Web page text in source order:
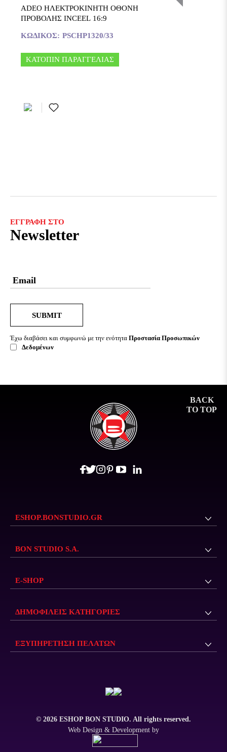
ADEO ΗΛΕΚΤΡΟΚΙΝΗΤΗ ΟΘΟΝΗ
ΠΡΟΒΟΛΗΣ INCEEL 16:9
ΚΩΔΙΚΟΣ: PSCHP1320/33
ΚΑΤΟΠΙΝ ΠΑΡΑΓΓΕΛΙΑΣ
ΕΓΓΡΑΦΗ ΣΤΟ
Newsletter
SUBMIT
Έχω διαβάσει και συμφωνώ με την ενότητα Προστασία Προσωπικών
Δεδομένων
BACK
TO TOP
ESHOP.BONSTUDIO.GR
BON STUDIO S.A.
E-SHOP
ΔΗΜΟΦΙΛΕΙΣ ΚΑΤΗΓΟΡΙΕΣ
ΕΞΥΠΗΡΕΤΗΣΗ ΠΕΛΑΤΩΝ
© 2026 ESHOP BON STUDIO. All rights reserved.
Web Design & Development by